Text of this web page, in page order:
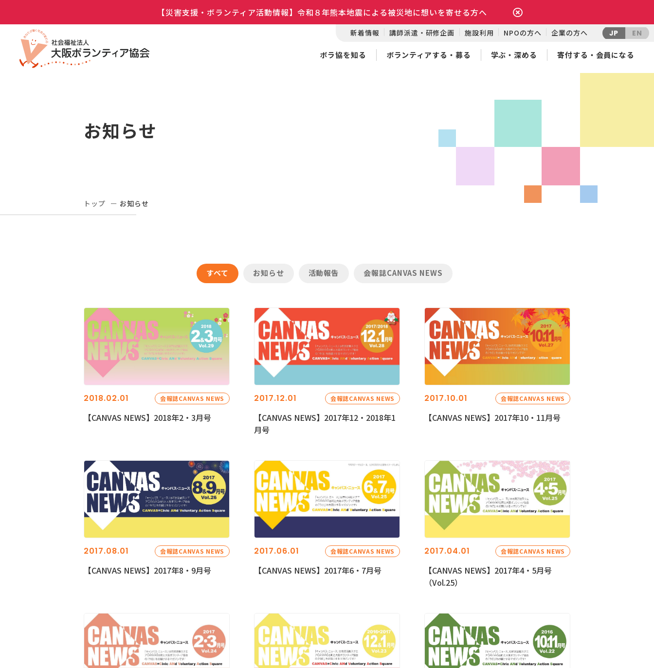
【災害支援・ボランティア活動情報】令和８年熊本地震による被災地に想いを寄せる方へ
新着情報 講師派遣・研修企画 施設利用 NPOの方へ 企業の方へ JP EN
ボラ協を知る ボランティアする・募る 学ぶ・深める 寄付する・会員になる
お知らせ
トップ お知らせ
すべて お知らせ 活動報告 会報誌CANVAS NEWS
2018.02.01 会報誌CANVAS NEWS
【CANVAS NEWS】2018年2・3月号
2017.12.01 会報誌CANVAS NEWS
【CANVAS NEWS】2017年12・2018年1
月号
2017.10.01 会報誌CANVAS NEWS
【CANVAS NEWS】2017年10・11月号
2017.08.01 会報誌CANVAS NEWS
【CANVAS NEWS】2017年8・9月号
2017.06.01 会報誌CANVAS NEWS
【CANVAS NEWS】2017年6・7月号
2017.04.01 会報誌CANVAS NEWS
【CANVAS NEWS】2017年4・5月号
（Vol.25）